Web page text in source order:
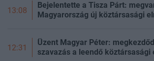
13:08
Bejelentette a Tisza Párt:
Magyarország új köztársasági
12:31
Üzent Magyar Péter:
szavazás a leendő köztársasági